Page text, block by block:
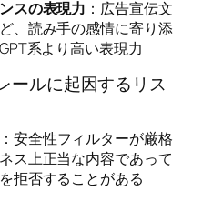
スの表現力 ：広告宣伝文
、読み手の感情に寄り添
系より高い表現力
ールに起因するリス
：安全性フィルターが厳格
ス上正当な内容であって
拒否することがある